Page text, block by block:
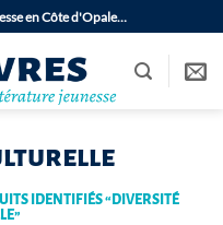
en Côte d'Opale…
IDENTIFIÉS “DIVERSITÉ